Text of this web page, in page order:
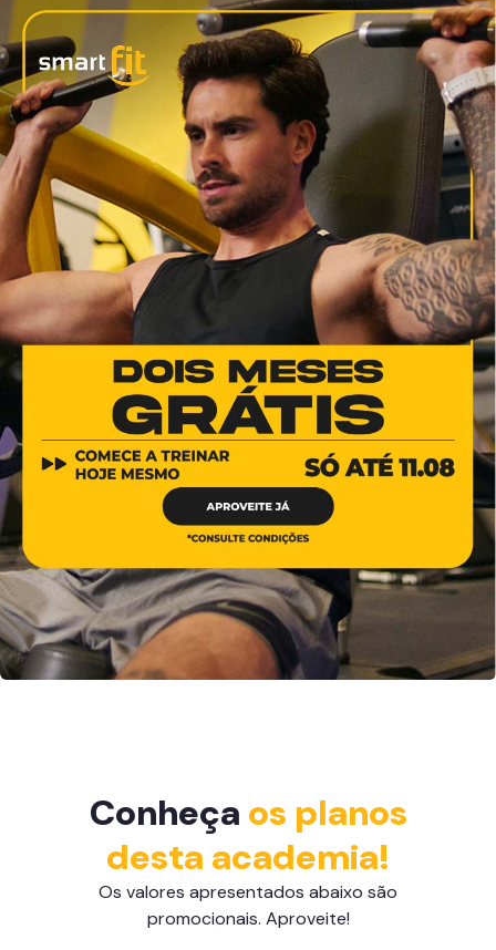
Conheça os planos
desta academia!
Os valores apresentados abaixo são
promocionais. Aproveite!